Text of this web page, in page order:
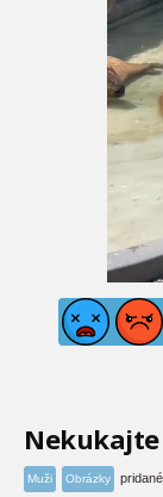
Muži Obrázky